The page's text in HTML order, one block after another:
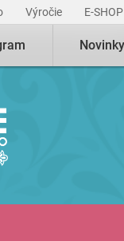
Výročie E-SHOP
Novinky